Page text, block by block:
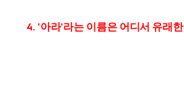
4. ‘아라’라는 이름은 어디서 유래